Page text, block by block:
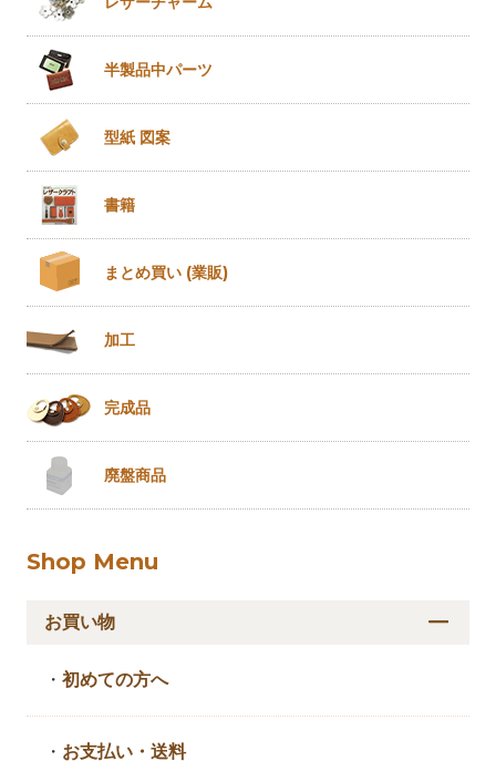
半製品中パーツ
型紙 図案
書籍
まとめ買い (業販)
加工
完成品
廃盤商品
Shop Menu
お買い物
・初めての方へ
・ お支払い・送料